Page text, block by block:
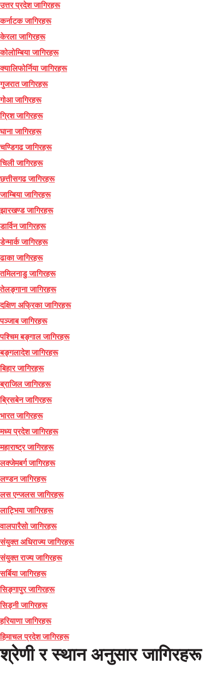
उत्तर प्रदेश जागिरहरू
कर्नाटक जागिरहरू
केरला जागिरहरू
कोलोम्बिया जागिरहरू
क्यालिफोर्निया जागिरहरू
गुजरात जागिरहरू
गोआ जागिरहरू
ग्रिश जागिरहरू
घाना जागिरहरू
चण्डिगढ जागिरहरू
चिली जागिरहरू
छत्तीसगढ जागिरहरू
जाम्बिया जागिरहरू
झारखण्ड जागिरहरू
डार्विन जागिरहरू
डेन्मार्क जागिरहरू
ढाका जागिरहरू
तमिलनाडु जागिरहरू
तेलङ्गाना जागिरहरू
दक्षिण अफ्रिका जागिरहरू
पञ्जाब जागिरहरू
पश्चिम बङ्गाल जागिरहरू
बङ्गलादेश जागिरहरू
बिहार जागिरहरू
ब्राजिल जागिरहरू
ब्रिसबेन जागिरहरू
भारत जागिरहरू
मध्य प्रदेश जागिरहरू
महाराष्ट्र जागिरहरू
लक्जेमबर्ग जागिरहरू
लण्डन जागिरहरू
लस एन्जलस जागिरहरू
लाट्भिया जागिरहरू
वालपारैसो जागिरहरू
संयुक्त अधिराज्य जागिरहरू
संयुक्त राज्य जागिरहरू
सर्बिया जागिरहरू
सिङ्गापुर जागिरहरू
सिड्नी जागिरहरू
हरियाणा जागिरहरू
हिमाचल प्रदेश जागिरहरू
श्रेणी र स्थान अनुसार जागिरहरू